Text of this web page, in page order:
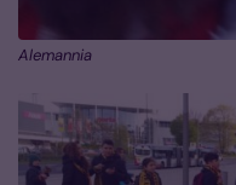
Alemannia